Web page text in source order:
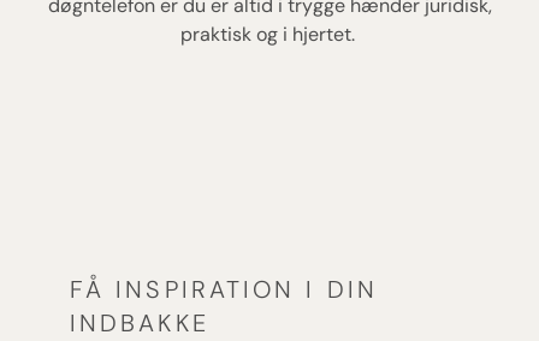
døgntelefon er du er altid i trygge hænder juridisk,
praktisk og i hjertet.
FÅ INSPIRATION I DIN
INDBAKKE